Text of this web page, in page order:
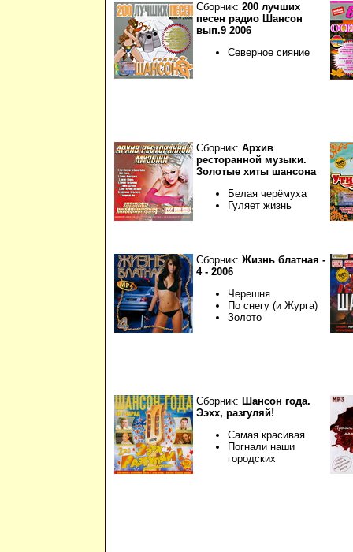
Сборник: 200 лучших
песен радио Шансон
вып.9 2006
Северное сияние
Сборник: Архив
ресторанной музыки.
Золотые хиты шансона
Белая черёмуха
Гуляет жизнь
Сборник: Жизнь блатная -
4 - 2006
Черешня
По снегу (и Журга)
Золото
Сборник: Шансон года.
Ээхх, разгуляй!
Самая красивая
Погнали наши
городских